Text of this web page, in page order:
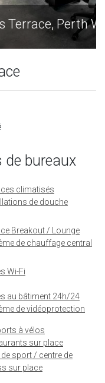
Perth WA 6000
de bureaux
climatisés
de douche
Breakout / Lounge
de chauffage central
Wi-Fi
au bâtiment 24h/24
de vidéoprotection
à vélos
sur place
de sport / centre de
sur place